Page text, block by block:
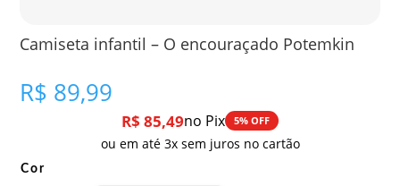
Camiseta infantil – O encouraçado Potemkin
R$ 89,99
R$ 85,49no Pix 5% OFF
ou em até 3x sem juros no cartão
Cor